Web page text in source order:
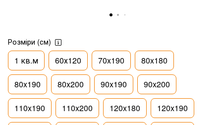
Розміри (см)
1 кв.м 60х120 70x190 80x180
80x190 80x200 90x190 90x200
110x190 110x200 120x180 120x190